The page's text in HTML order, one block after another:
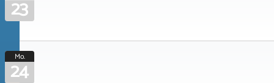
23
Mo.
24